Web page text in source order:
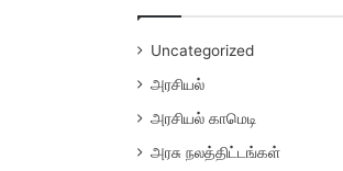
Uncategorized
அரசியல்
அரசியல் காமெடி
அரசு நலத்திட்டங்கள்